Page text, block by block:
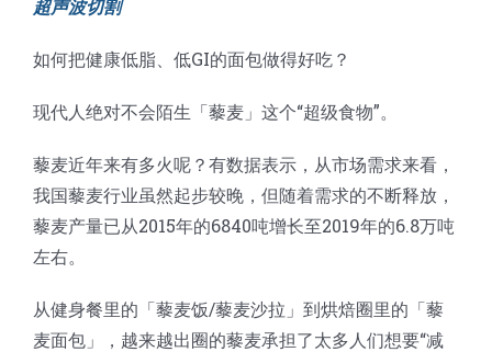
蛋糕切割机
蛋糕切块机
蛋糕切片机
三角蛋糕切割机
圆形奶酪切片
块状奶酪切片
条状奶酪切片
三明治/披萨/寿司切割
披萨切割机
三明治切割机
面团
常温面团切割
糕点/糖果
超声波设备
关于我们
人才招聘
联系我们
超声波切割
如何把健康低脂、低GI的面包做得好吃？
现代人绝对不会陌生「藜麦」这个“超级食物”。
藜麦近年来有多火呢？有数据表示，从市场需求来看，
我国藜麦行业虽然起步较晚，但随着需求的不断释放，
藜麦产量已从2015年的6840吨增长至2019年的6.8万吨
左右。
从健身餐里的「藜麦饭/藜麦沙拉」到烘焙圈里的「藜
麦面包」，越来越出圈的藜麦承担了太多人们想要“减